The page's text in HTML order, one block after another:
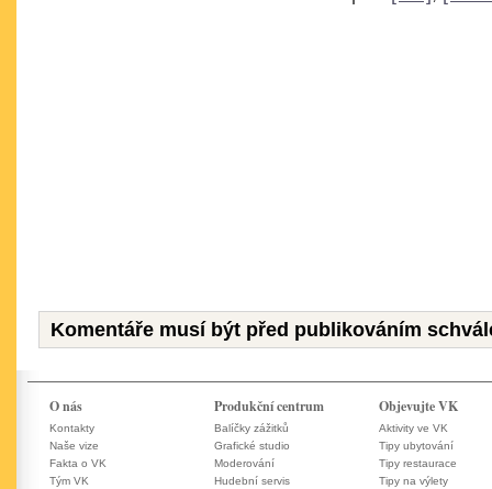
Komentáře musí být před publikováním
O nás
Kontakty
Naše vize
Fakta o VK
Tým VK
Produkční centrum
Balíčky zážitků
Grafické studio
Moderování
Hudební servis
Objevujte VK
Aktivity ve VK
Tipy ubytování
Tipy restaurace
Tipy na výlety